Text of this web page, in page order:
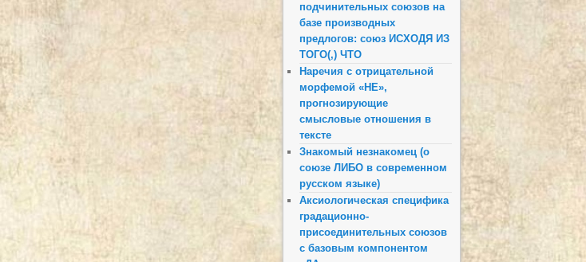
подчинительных союзов на
базе производных
предлогов: союз ИСХОДЯ ИЗ
ТОГО(,) ЧТО
Наречия с отрицательной
морфемой «НЕ»,
прогнозирующие
смысловые отношения в
тексте
Знакомый незнакомец (о
союзе ЛИБО в современном
русском языке)
Аксиологическая специфика
градационно-
присоединительных союзов
с базовым компонентом